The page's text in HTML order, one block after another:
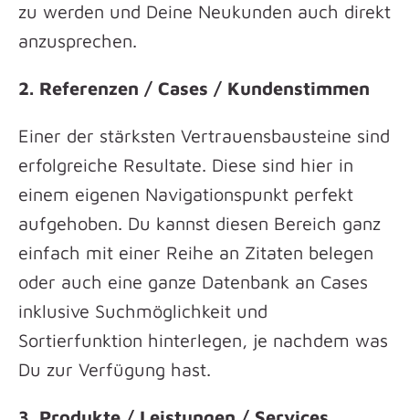
zu werden und Deine Neukunden auch direkt
anzusprechen.
2. Referenzen / Cases / Kundenstimmen
Einer der stärksten Vertrauensbausteine sind
erfolgreiche Resultate. Diese sind hier in
einem eigenen Navigationspunkt perfekt
aufgehoben. Du kannst diesen Bereich ganz
einfach mit einer Reihe an Zitaten belegen
oder auch eine ganze Datenbank an Cases
inklusive Suchmöglichkeit und
Sortierfunktion hinterlegen, je nachdem was
Du zur Verfügung hast.